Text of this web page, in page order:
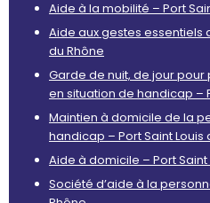
Aide à la mobilité – Port
Aide aux gestes essentiels
du Rhône
Garde de nuit, de jour
en situation de handicap –
Maintien à domicile de la
handicap – Port Saint Louis
Aide à domicile – Port Saint
Société d’aide à la